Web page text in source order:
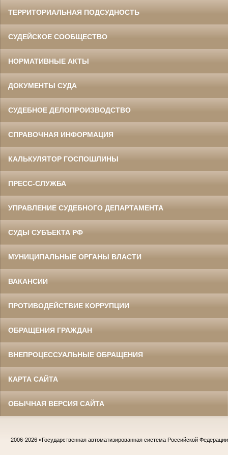
ТЕРРИТОРИАЛЬНАЯ ПОДСУДНОСТЬ
СУДЕЙСКОЕ СООБЩЕСТВО
НОРМАТИВНЫЕ АКТЫ
ДОКУМЕНТЫ СУДА
СУДЕБНОЕ ДЕЛОПРОИЗВОДСТВО
СПРАВОЧНАЯ ИНФОРМАЦИЯ
КАЛЬКУЛЯТОР ГОСПОШЛИНЫ
ПРЕСС-СЛУЖБА
УПРАВЛЕНИЕ СУДЕБНОГО ДЕПАРТАМЕНТА
СУДЫ СУБЪЕКТА РФ
МУНИЦИПАЛЬНЫЕ ОРГАНЫ ВЛАСТИ
ВАКАНСИИ
ПРОТИВОДЕЙСТВИЕ КОРРУПЦИИ
ОБРАЩЕНИЯ ГРАЖДАН
ВНЕПРОЦЕССУАЛЬНЫЕ ОБРАЩЕНИЯ
КАРТА САЙТА
ОБЫЧНАЯ ВЕРСИЯ САЙТА
2006-2026 «Государственная автоматизированная система Российской